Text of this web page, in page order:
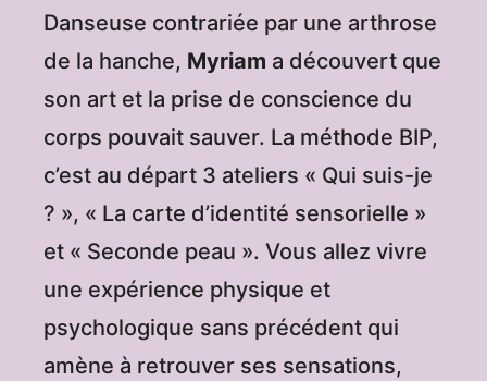
Danseuse contrariée par une arthrose
de la hanche, Myriam a découvert que
son art et la prise de conscience du
corps pouvait sauver. La méthode BIP,
c’est au départ 3 ateliers « Qui suis-je
? », « La carte d’identité sensorielle »
et « Seconde peau ». Vous allez vivre
une expérience physique et
psychologique sans précédent qui
amène à retrouver ses sensations,